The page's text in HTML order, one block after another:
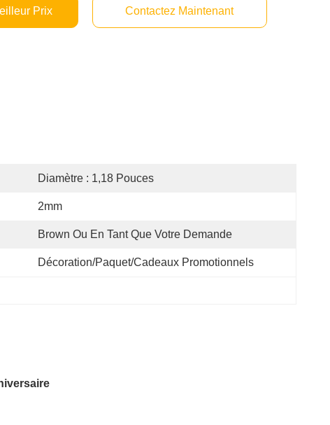
Prix Contactez Maintenant
Diamètre : 1,18 Pouces
2mm
Brown Ou En Tant Que Votre Demande
Décoration/paquet/cadeaux Promotionnels